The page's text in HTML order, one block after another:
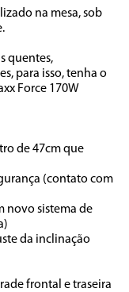
na mesa, sob
quentes,
para isso, tenha o
Force 170W